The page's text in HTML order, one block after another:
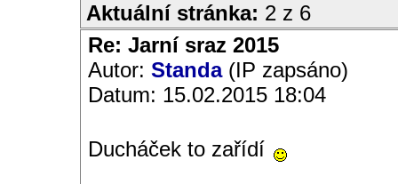
Aktuální stránka: 2 z 6
Re: Jarní sraz 2015
Autor: Standa(IP zapsáno)
Datum: 15.02.2015 18:04
Ducháček to zařídí